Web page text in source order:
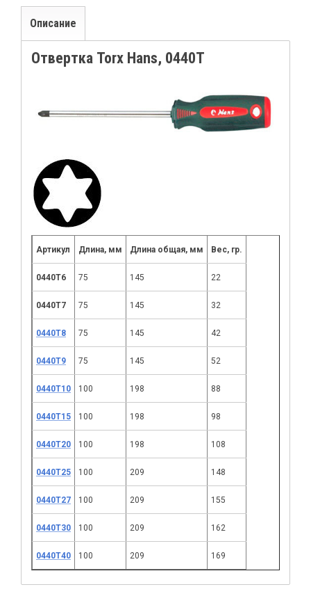
Описание
Отвертка Torx Hans, 0440T
Артикул Длина, мм Длина общая, мм Вес, гр.
0440Т6 75 145 22
0440Т7 75 145 32
0440Т8 75 145 42
0440Т9 75 145 52
0440Т10 100 198 88
0440Т15 100 198 98
0440Т20 100 198 108
0440Т25 100 209 148
0440Т27 100 209 155
0440Т30 100 209 162
0440Т40 100 209 169